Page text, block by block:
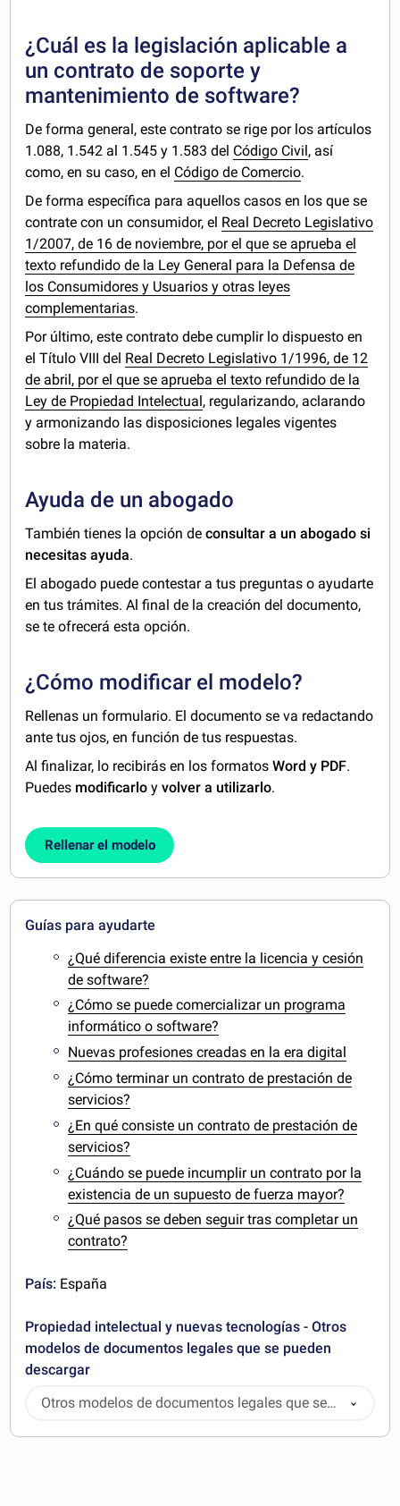
¿Cuál es la legislación aplicable a
un contrato de soporte y
mantenimiento de software?
De forma general, este contrato se rige por los artículos
1.088, 1.542 al 1.545 y 1.583 del Código Civil, así
como, en su caso, en el Código de Comercio.
De forma específica para aquellos casos en los que se
contrate con un consumidor, el Real Decreto Legislativo
1/2007, de 16 de noviembre, por el que se aprueba el
texto refundido de la Ley General para la Defensa de
los Consumidores y Usuarios y otras leyes
complementarias.
Por último, este contrato debe cumplir lo dispuesto en
el Título VIII del Real Decreto Legislativo 1/1996, de 12
de abril, por el que se aprueba el texto refundido de la
Ley de Propiedad Intelectual, regularizando, aclarando
y armonizando las disposiciones legales vigentes
sobre la materia.
Ayuda de un abogado
También tienes la opción deconsultar a un abogado si
necesitas ayuda.
El abogado puede contestar a tus preguntas o ayudarte
en tus trámites. Al final de la creación del documento,
se te ofrecerá esta opción.
¿Cómo modificar el modelo?
Rellenas un formulario. El documento se va redactando
ante tus ojos, en función de tus respuestas.
Al finalizar, lo recibirás en los formatosWord y PDF.
Puedes modificarlo yvolver a utilizarlo.
Rellenar el modelo
Guías para ayudarte
¿Qué diferencia existe entre la licencia y cesión
de software?
¿Cómo se puede comercializar un programa
informático o software?
Nuevas profesiones creadas en la era digital
¿Cómo terminar un contrato de prestación de
servicios?
¿En qué consiste un contrato de prestación de
servicios?
¿Cuándo se puede incumplir un contrato por la
existencia de un supuesto de fuerza mayor?
¿Qué pasos se deben seguir tras completar un
contrato?
País: España
Propiedad intelectual y nuevas tecnologías - Otros
modelos de documentos legales que se pueden
descargar
Otros modelos de documentos legales que se
pueden descargar